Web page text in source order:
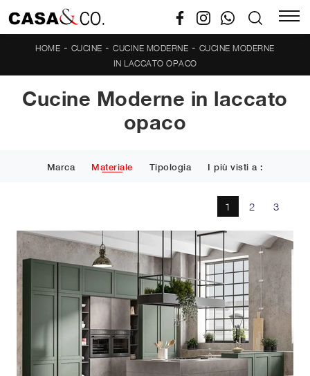
HOME - CUCINE -CUCINE MODERNE - CUCINE MODERNE
IN LACCATO OPACO
Cucine Moderne in laccato
opaco
Marca Materiale Tipologia I più visti a :
1 2 3